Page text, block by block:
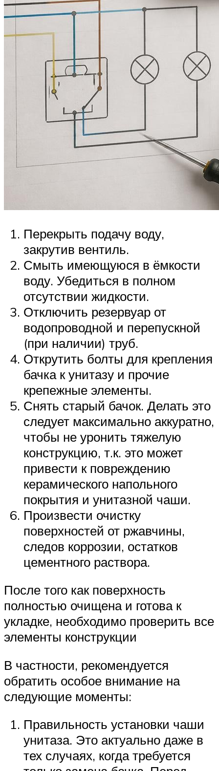
Перекрыть подачу воду,
закрутив вентиль.
Смыть имеющуюся в ёмкости
воду. Убедиться в полном
отсутствии жидкости.
Отключить резервуар от
водопроводной и перепускной
(при наличии) труб.
Открутить болты для крепления
бачка к унитазу и прочие
крепежные элементы.
Снять старый бачок. Делать это
следует максимально аккуратно,
чтобы не уронить тяжелую
конструкцию, т.к. это может
привести к повреждению
керамического напольного
покрытия и унитазной чаши.
Произвести очистку
поверхностей от ржавчины,
следов коррозии, остатков
цементного раствора.
После того как поверхность
полностью очищена и готова к
укладке, необходимо проверить все
элементы конструкции
В частности, рекомендуется
обратить особое внимание на
следующие моменты:
Правильность установки чаши
унитаза. Это актуально даже в
тех случаях, когда требуется